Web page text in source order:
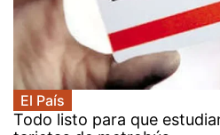
El País
Todo listo para que